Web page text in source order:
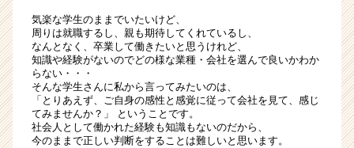
気楽な学生のままでいたいけど、
周りは就職するし、親も期待してくれているし、
なんとなく、卒業して働きたいと思うけれど、
知識や経験がないのでどの様な業種・会社を選んで良いかわか
らない・・・
そんな学生さんに私から言ってみたいのは、
「とりあえず、ご自身の感性と感覚に従って会社を見て、感じ
てみませんか？」 ということです。
社会人として働かれた経験も知識もないのだから、
今のままで正しい判断をすることは難しいと思います。